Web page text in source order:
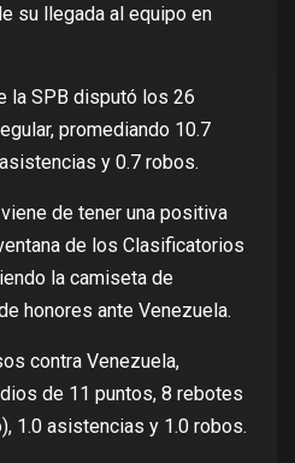
su llegada al equipo en
la SPB disputó los 26
promediando 10.7
y 0.7 robos.
de tener una positiva
de los Clasificatorios
la camiseta de
honores ante Venezuela.
contra Venezuela,
de 11 puntos, 8 rebotes
1.0 asistencias y 1.0 robos.